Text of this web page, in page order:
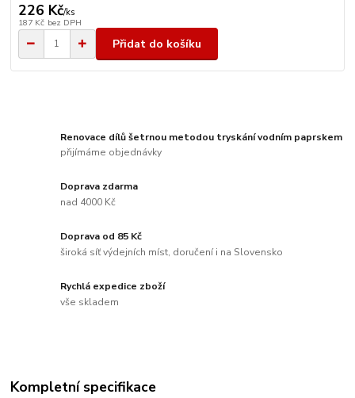
226 Kč/ks
187 Kč bez DPH
Přidat do košíku
Renovace dílů šetrnou metodou tryskání vodním paprskem
přijímáme objednávky
Doprava zdarma
nad 4000 Kč
Doprava od 85 Kč
široká síť výdejních míst, doručení i na Slovensko
Rychlá expedice zboží
vše skladem
Kompletní specifikace